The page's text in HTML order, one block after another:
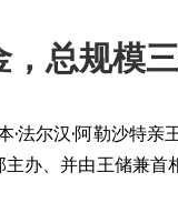
总规模
法尔汉·阿勒沙特亲
、并由王储兼首相